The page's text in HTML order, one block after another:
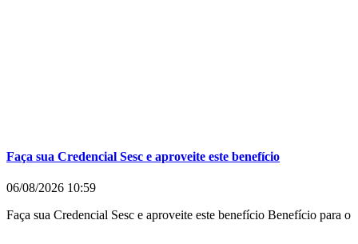
Faça sua Credencial Sesc e aproveite este benefício
06/08/2026 10:59
Faça sua Credencial Sesc e aproveite este benefício Benefício para o